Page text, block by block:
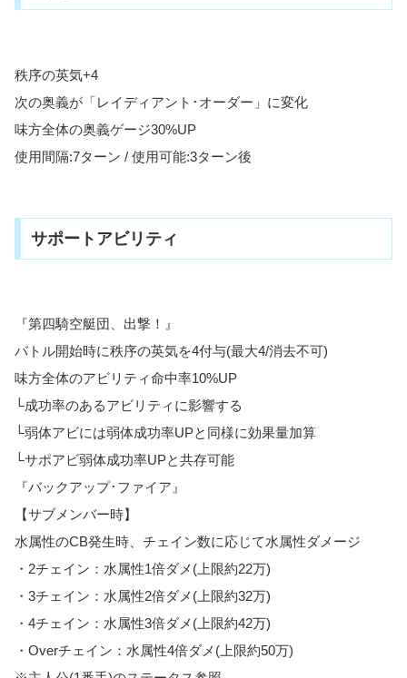
秩序の英気+4
次の奥義が「レイディアント･オーダー」に変化
味方全体の奥義ゲージ30%UP
使用間隔:7ターン / 使用可能:3ターン後
サポートアビリティ
『第四騎空艇団、出撃！』
バトル開始時に秩序の英気を4付与(最大4/消去不可)
味方全体のアビリティ命中率10%UP
└成功率のあるアビリティに影響する
└弱体アビには弱体成功率UPと同様に効果量加算
└サポアビ弱体成功率UPと共存可能
『バックアップ･ファイア』
【サブメンバー時】
水属性のCB発生時、チェイン数に応じて水属性ダメージ
・2チェイン：水属性1倍ダメ(上限約22万)
・3チェイン：水属性2倍ダメ(上限約32万)
・4チェイン：水属性3倍ダメ(上限約42万)
・Overチェイン：水属性4倍ダメ(上限約50万)